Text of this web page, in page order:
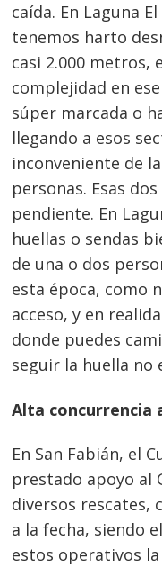
caída. En Laguna
tenemos harto
casi 2.000 metros,
complejidad en
súper marcada o
llegando a esos
inconveniente de
personas. Esas
pendiente. En
huellas o sendas
de una o dos
esta época, como
acceso, y en
donde puedes
seguir la huella no
Alta concurrencia
En San Fabián, el
prestado apoyo al
diversos rescates,
a la fecha, siendo
estos operativos